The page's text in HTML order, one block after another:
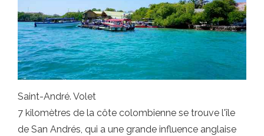
Saint-André. Volet
7 kilomètres de la côte colombienne se trouve l'île
de San Andrés, qui a une grande influence anglaise